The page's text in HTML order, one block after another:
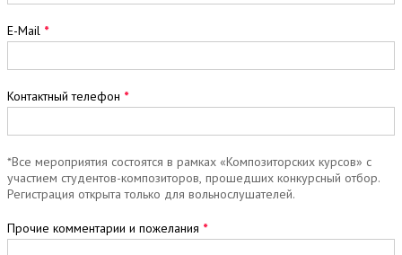
E-Mail *
Контактный телефон *
*Все мероприятия состоятся в рамках «Композиторских курсов» с
участием студентов-композиторов, прошедших конкурсный отбор.
Регистрация открыта только для вольнослушателей.
Прочие комментарии и пожелания *